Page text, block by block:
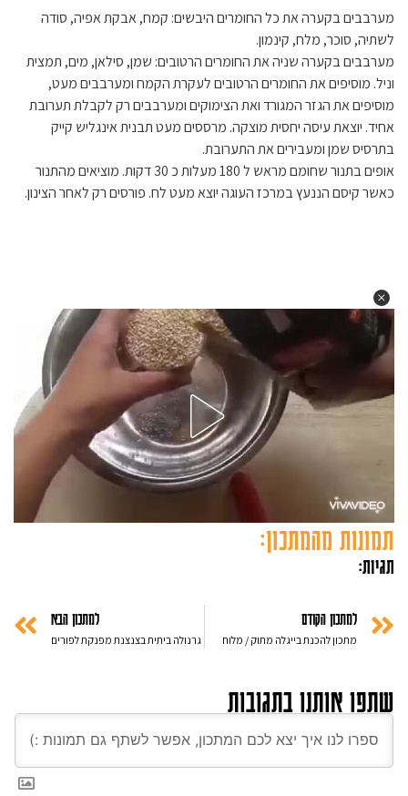
מערבבים בקערה את כל החומרים היבשים: קמח, אבקת אפיה, סודה
לשתיה, סוכר, מלח, קינמון.
מערבבים בקערה שניה את החומרים הרטובים: שמן, סילאן, מים, תמצית
וניל. מוסיפים את החומרים הרטובים לעקרת הקמח ומערבבים מעט,
מוסיפים את הגזר המגורד ואת הצימוקים ומערבבים רק לקבלת תערובת
אחיד. יוצאת עיסה יחסית מוצקה. מרססים מעט תבנית אינגליש קייק
בתרסיס שמן ומעבירים את התערובת.
אופים בתנור שחומם מראש ל 180 מעלות כ 30 דקות. מוציאים מהתנור
כאשר קיסם הננעץ במרכז העוגה יוצא מעט לח. פורסים רק לאחר הצינון.
תמונות מהמתכון:
תגיות:
למתכון הקודם
מתכון להכנת בייגלה מתוק / מלוח
למתכון הבא
גרנולה ביתית בצנצנת מפנקת לפורים
שתפו אותנו בתגובות